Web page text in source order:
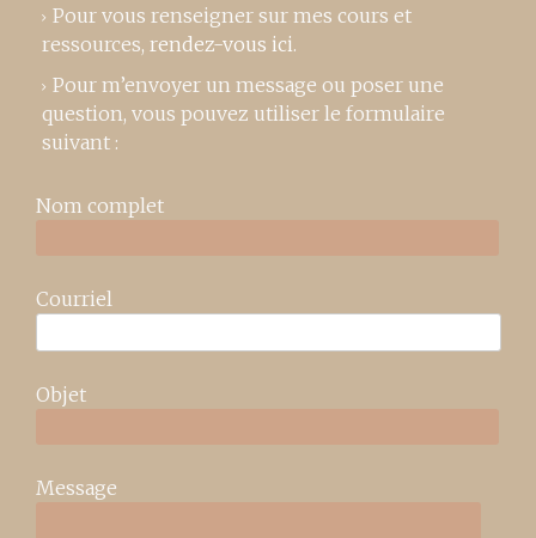
Pour vous renseigner sur mes cours et
ressources, rendez-vous ici.
Pour m’envoyer un message ou poser une
question, vous pouvez utiliser le formulaire
suivant :
Nom complet
Courriel
Objet
Message